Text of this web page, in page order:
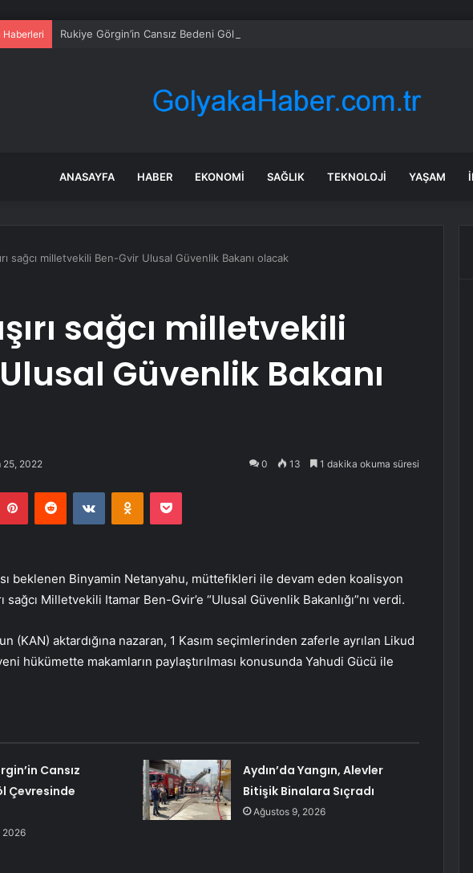
Haberleri Rukiye Görgin’in Cansız Bedeni Göl Çevresinde Bulundu
ANASAYFA HABER EKONOMI SAĞLIK TEKNOLOJI YAŞAM
sağcı milletvekili Ben-Gvir Ulusal Güvenlik Bakanı olacak
sağcı milletvekili
Güvenlik Bakanı
25, 2022 0 13 1 dakika okuma süresi
PinterestReddit VKontakteOdnoklassniki
Pocket
beklenen Binyamin Netanyahu, müttefikleri ile devam eden koalisyon
sağcı Milletvekili Itamar Ben-Gvir’e “Ulusal Güvenlik Bakanlığı”nı verdi.
(KAN) aktardığına nazaran, 1 Kasım seçimlerinden zaferle ayrılan Likud
hükümette makamların paylaştırılması konusunda Yahudi Gücü ile
Cansız
Çevresinde
2026
Aydın’da Yangın, Alevler
Bitişik Binalara Sıçradı
Ağustos 9, 2026